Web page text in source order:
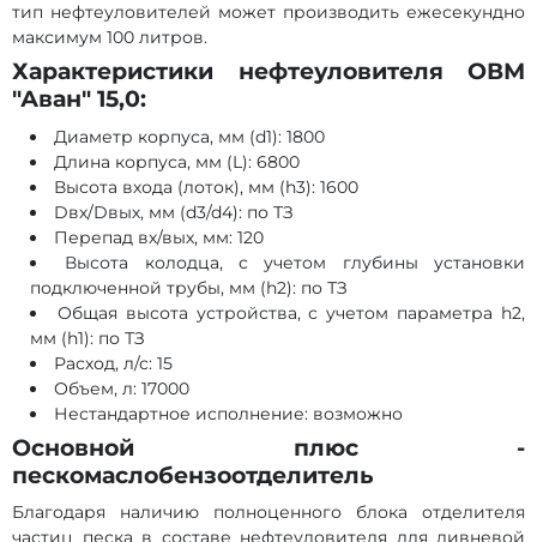
тип нефтеуловителей может производить ежесекундно
максимум 100 литров.
Характеристики нефтеуловителя ОВМ
"Аван" 15,0:
Диаметр корпуса, мм (d1): 1800
Длина корпуса, мм (L): 6800
Высота входа (лоток), мм (h3): 1600
Dвх/Dвых, мм (d3/d4): по ТЗ
Перепад вх/вых, мм: 120
Высота колодца, с учетом глубины установки
подключенной трубы, мм (h2): по ТЗ
Общая высота устройства, с учетом параметра h2,
мм (h1): по ТЗ
Расход, л/с: 15
Объем, л: 17000
Нестандартное исполнение: возможно
Основной плюс -
пескомаслобензоотделитель
Благодаря наличию полноценного блока отделителя
частиц песка в составе нефтеуловителя для ливневой